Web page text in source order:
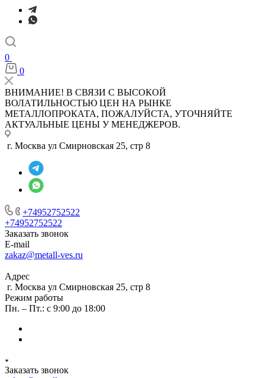
0
0
ВНИМАНИЕ! В СВЯЗИ С ВЫСОКОЙ
ВОЛАТИЛЬНОСТЬЮ ЦЕН НА РЫНКЕ
МЕТАЛЛОПРОКАТА, ПОЖАЛУЙСТА, УТОЧНЯЙТЕ
АКТУАЛЬНЫЕ ЦЕНЫ У МЕНЕДЖЕРОВ.
г. Москва ул Смирновская 25, стр 8
+74952752522
+74952752522
Заказать звонок
E-mail
zakaz@metall-ves.ru
Адрес
г. Москва ул Смирновская 25, стр 8
Режим работы
Пн. – Пт.: с 9:00 до 18:00
Заказать звонок